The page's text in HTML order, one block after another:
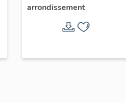
arrondissement